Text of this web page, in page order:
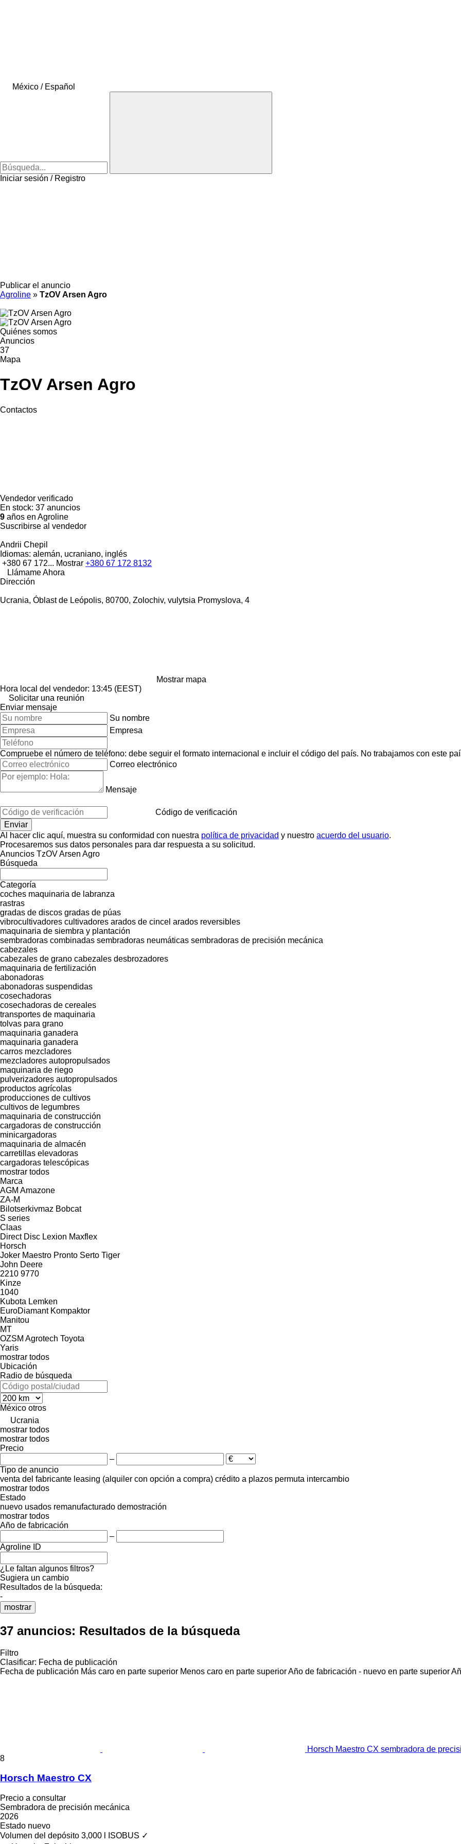
México / Español
Iniciar sesión / Registro
Publicar el anuncio
Agroline » TzOV Arsen Agro
Quiénes somos
Anuncios
37
Mapa
TzOV Arsen Agro
Contactos
Vendedor verificado
En stock: 37 anuncios
9 años en Agroline
Suscribirse al vendedor
Andrii Chepil
Idiomas: alemán, ucraniano, inglés
+380 67 172... Mostrar +380 67 172 8132
Llámame Ahora
Dirección
Ucrania, Óblast de Leópolis, 80700, Zolochiv, vulytsia Promyslova, 4
Mostrar mapa
Hora local del vendedor: 13:45 (EEST)
Solicitar una reunión
Enviar mensaje
Su nombre
Empresa
Compruebe el número de teléfono: debe seguir el formato internacional e incluir el código del país. No trabajamos con este
Correo electrónico
Mensaje
Código de verificación
Al hacer clic aquí, muestra su conformidad con nuestra política de privacidad y nuestro acuerdo del usuario.
Procesaremos sus datos personales para dar respuesta a su solicitud.
Anuncios TzOV Arsen Agro
Búsqueda
Categoría
coches maquinaria de labranza
rastras
gradas de discos gradas de púas
vibrocultivadores cultivadores arados de cincel arados reversibles
maquinaria de siembra y plantación
sembradoras combinadas sembradoras neumáticas sembradoras de precisión mecánica
cabezales
cabezales de grano cabezales desbrozadores
maquinaria de fertilización
abonadoras
abonadoras suspendidas
cosechadoras
cosechadoras de cereales
transportes de maquinaria
tolvas para grano
maquinaria ganadera
maquinaria ganadera
carros mezcladores
mezcladores autopropulsados
maquinaria de riego
pulverizadores autopropulsados
productos agrícolas
producciones de cultivos
cultivos de legumbres
maquinaria de construcción
cargadoras de construcción
minicargadoras
maquinaria de almacén
carretillas elevadoras
cargadoras telescópicas
mostrar todos
Marca
AGM Amazone
ZA-M
Bilotserkivmaz Bobcat
S series
Claas
Direct Disc Lexion Maxflex
Horsch
Joker Maestro Pronto Serto Tiger
John Deere
2210 9770
Kinze
1040
Kubota Lemken
EuroDiamant Kompaktor
Manitou
MT
OZSM Agrotech Toyota
Yaris
mostrar todos
Ubicación
Radio de búsqueda
México otros
Ucrania
mostrar todos
mostrar todos
Precio
–
Tipo de anuncio
venta del fabricante leasing (alquiler con opción a compra) crédito a plazos permuta intercambio
mostrar todos
Estado
nuevo usados remanufacturado demostración
mostrar todos
Año de fabricación
–
Agroline ID
¿Le faltan algunos filtros?
Sugiera un cambio
Resultados de la búsqueda:
-
mostrar
37 anuncios: Resultados de la búsqueda
Filtro
Clasificar: Fecha de publicación
Fecha de publicación Más caro en parte superior Menos caro en parte superiorAño de fabricación - nuevo en parte superior
Horsch Maestro CX sembradora de
8
Horsch Maestro CX
Precio a consultar
Sembradora de precisión mecánica
2026
Estado nuevo
Volumen del depósito 3,000 l ISOBUS ✓